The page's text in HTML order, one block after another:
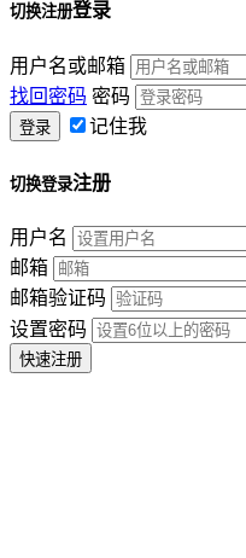
切换注册登录
用户名或邮箱
找回密码 密码
记住我
切换登录注册
用户名
邮箱
邮箱验证码
设置密码